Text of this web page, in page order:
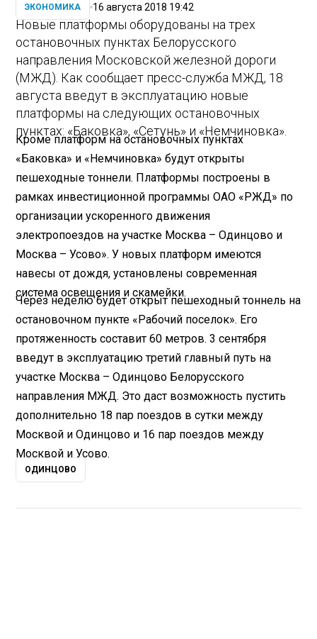
ЭКОНОМИКА 16 августа 2018 19:42
Новые платформы оборудованы на трех
остановочных пунктах Белорусского
направления Московской железной дороги
(МЖД). Как сообщает пресс-служба МЖД, 18
августа введут в эксплуатацию новые
платформы на следующих остановочных
пунктах: «Баковка», «Сетунь» и «Немчиновка».
Кроме платформ на остановочных пунктах
«Баковка» и «Немчиновка» будут открыты
пешеходные тоннели. Платформы построены в
рамках инвестиционной программы ОАО «РЖД» по
организации ускоренного движения
электропоездов на участке Москва – Одинцово и
Москва – Усово». У новых платформ имеются
навесы от дождя, установлены современная
система освещения и скамейки.
Через неделю будет открыт пешеходный тоннель на
остановочном пункте «Рабочий поселок». Его
протяженность составит 60 метров. 3 сентября
введут в эксплуатацию третий главный путь на
участке Москва – Одинцово Белорусского
направления МЖД. Это даст возможность пустить
дополнительно 18 пар поездов в сутки между
Москвой и Одинцово и 16 пар поездов между
Москвой и Усово.
ОДИНЦОВО